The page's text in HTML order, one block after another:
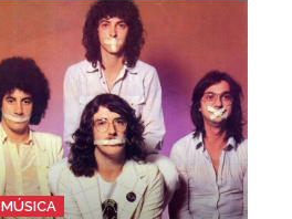
MÚSICA